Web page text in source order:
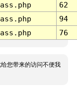
62
94
76
您带来的访问不便我